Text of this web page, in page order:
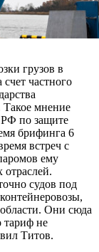
грузов в
частного
Такое мнение
РФ по защите
брифинга 6
встреч с
ему
судов под
Они сюда
тариф не
Титов.